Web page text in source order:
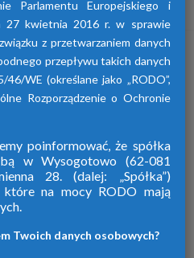
się na rynku
dostarczając
Parlamentu Europejskiego i
27 kwietnia 2016 r. w sprawie
z przetwarzaniem danych
przepływu takich danych
WE (określane jako „RODO”,
Rozporządzenie o Ochronie
poinformować, że spółka
w Wysogotowo (62-081
28. (dalej: „Spółka”)
na mocy RODO mają
Twoich danych osobowych?